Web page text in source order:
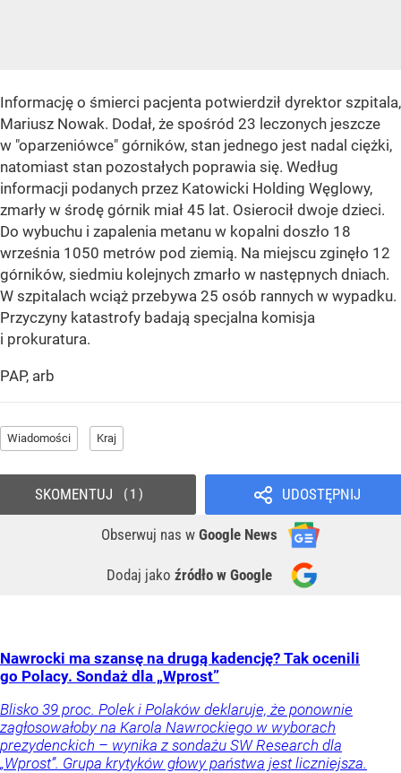
Informację o śmierci pacjenta potwierdził dyrektor szpitala,
Mariusz Nowak. Dodał, że spośród 23 leczonych jeszcze
w "oparzeniówce" górników, stan jednego jest nadal ciężki,
natomiast stan pozostałych poprawia się. Według
informacji podanych przez Katowicki Holding Węglowy,
zmarły w środę górnik miał 45 lat. Osierocił dwoje dzieci.
Do wybuchu i zapalenia metanu w kopalni doszło 18
września 1050 metrów pod ziemią. Na miejscu zginęło 12
górników, siedmiu kolejnych zmarło w następnych dniach.
W szpitalach wciąż przebywa 25 osób rannych w wypadku.
Przyczyny katastrofy badają specjalna komisja
i prokuratura.
PAP, arb
Wiadomości Kraj
UDOSTĘPNIJ
Obserwuj nas w Google News
Dodaj jako źródło w Google
SKOMENTUJ 1
Nawrocki ma szansę na drugą kadencję? Tak ocenili
go Polacy. Sondaż dla „Wprost”
Blisko 39 proc. Polek i Polaków deklaruje, że ponownie
zagłosowałoby na Karola Nawrockiego w wyborach
prezydenckich – wynika z sondażu SW Research dla
„Wprost”. Grupa krytyków głowy państwa jest liczniejsza.